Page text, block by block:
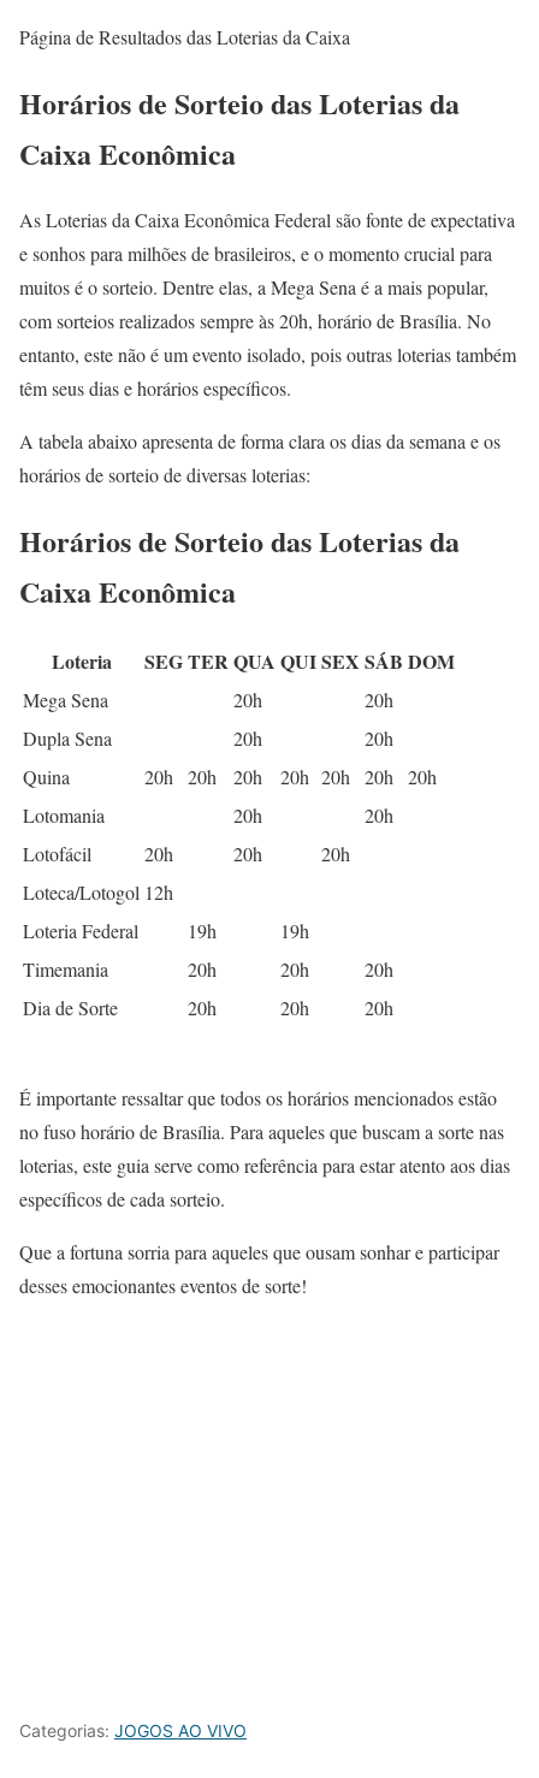
Página de Resultados das Loterias da Caixa
Horários de Sorteio das Loterias da
Caixa Econômica
As Loterias da Caixa Econômica Federal são fonte de expectativa
e sonhos para milhões de brasileiros, e o momento crucial para
muitos é o sorteio. Dentre elas, a Mega Sena é a mais popular,
com sorteios realizados sempre às 20h, horário de Brasília. No
entanto, este não é um evento isolado, pois outras loterias também
têm seus dias e horários específicos.
A tabela abaixo apresenta de forma clara os dias da semana e os
horários de sorteio de diversas loterias:
Horários de Sorteio das Loterias da
Caixa Econômica
Loteria SEGTERQUA QUISEX SÁB DOM
Mega Sena 20h
20h
Dupla Sena
20h
20h
Quina
20h 20h 20h 20h 20h 20h
20h
Lotomania
20h
20h
Lotofácil
20h 20h
20h
Loteca/Lotogol 12h
Loteria Federal
19h
19h
Timemania
20h 20h
20h
Dia de Sorte
20h 20h 20h
É importante ressaltar que todos os horários mencionados estão
no fuso horário de Brasília. Para aqueles que buscam a sorte nas
loterias, este guia serve como referência para estar atento aos dias
específicos de cada sorteio.
Que a fortuna sorria para aqueles que ousam sonhar e participar
desses emocionantes eventos de sorte!
Categorias: JOGOS AO VIVO